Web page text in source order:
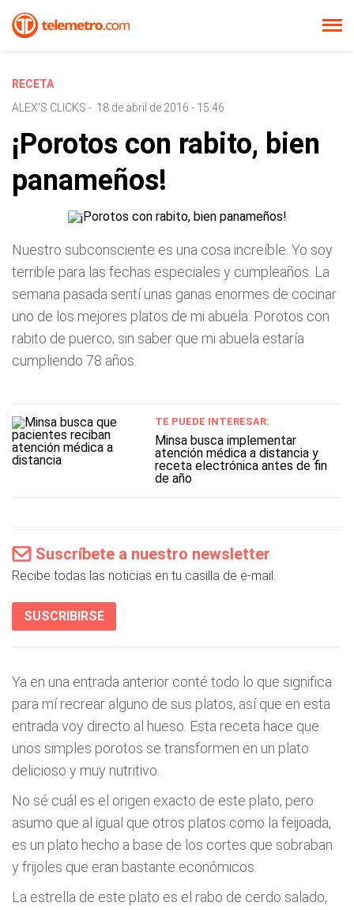
RECETA
ALEX'S CLICKS - 18 de abril de 2016 - 15:46
¡Porotos con rabito, bien
panameños!
Nuestro subconsciente es una cosa increíble. Yo soy
terrible para las fechas especiales y cumpleaños. La
semana pasada sentí unas ganas enormes de cocinar
uno de los mejores platos de mi abuela: Porotos con
rabito de puerco; sin saber que mi abuela estaría
cumpliendo 78 años.
TE PUEDE INTERESAR:
Minsa busca implementar
atención médica a distancia y
receta electrónica antes de fin
de año
Suscríbete a nuestro newsletter
Recibe todas las noticias en tu casilla de e-mail.
SUSCRIBIRSE
Ya en una entrada anterior conté todo lo que significa
para mí recrear alguno de sus platos, así que en esta
entrada voy directo al hueso. Esta receta hace que
unos simples porotos se transformen en un plato
delicioso y muy nutritivo.
No sé cuál es el origen exacto de este plato, pero
asumo que al igual que otros platos como la feijoada,
es un plato hecho a base de los cortes que sobraban
y frijoles que eran bastante económicos.
La estrella de este plato es el rabo de cerdo salado,